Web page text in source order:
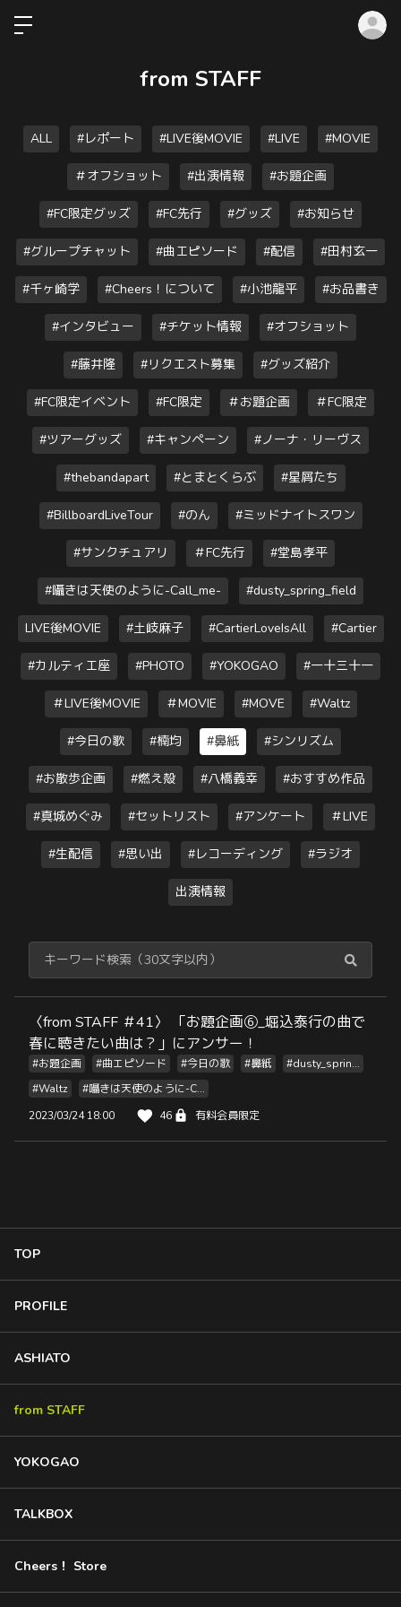
from STAFF
ALL #レポート #LIVE後MOVIE #LIVE #MOVIE
＃オフショット #出演情報 #お題企画
#FC限定グッズ #FC先行 #グッズ #お知らせ
#グループチャット #曲エピソード #配信 #田村玄一
#千ヶ崎学 #Cheers！について #小池龍平 #お品書き
#インタビュー #チケット情報 #オフショット
#藤井隆 #リクエスト募集 #グッズ紹介
#FC限定イベント #FC限定 ＃お題企画 ＃FC限定
#ツアーグッズ #キャンペーン #ノーナ・リーヴス
#thebandapart #とまとくらぶ #星屑たち
#BillboardLiveTour #のん #ミッドナイトスワン
#サンクチュアリ ＃FC先行 #堂島孝平
#囁きは天使のように-Call_me- #dusty_spring_field
LIVE後MOVIE #土岐麻子 #CartierLoveIsAll #Cartier
#カルティエ座 #PHOTO #YOKOGAO #一十三十一
＃LIVE後MOVIE ＃MOVIE #MOVE #Waltz
#今日の歌 #楠均 #鼻紙 #シンリズム
#お散歩企画 #燃え殻 #八橋義幸 #おすすめ作品
#真城めぐみ #セットリスト #アンケート ＃LIVE
#生配信 #思い出 #レコーディング #ラジオ
出演情報
〈from STAFF ＃41〉 「お題企画⑥_堀込泰行の曲で
春に聴きたい曲は？」にアンサー！
#お題企画 #曲エピソード #今日の歌 #鼻紙
#dusty_sprin...
#Waltz
#囁きは天使のように-C...
2023/03/24 18:00
46 有料会員限定
TOP
PROFILE
ASHIATO
from STAFF
YOKOGAO
TALKBOX
Cheers！ Store